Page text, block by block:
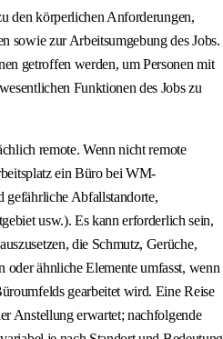
den körperlichen Anforderungen,
sowie zur Arbeitsumgebung des Jobs.
getroffen werden, um Personen mit
Funktionen des Jobs zu
remote. Wenn nicht remote
ein Büro bei WM-
Abfallstandorte,
usw.). Es kann erforderlich sein,
die Schmutz, Gerüche,
oder ähnliche Elemente umfasst, wenn
gearbeitet wird. Eine Reise
Anstellung erwartet; nachfolgende